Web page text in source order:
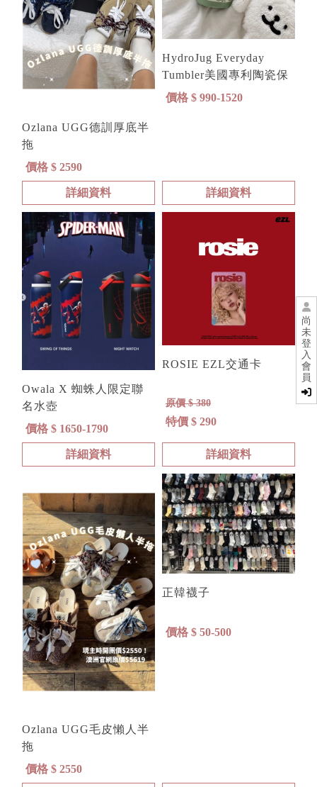
尚
未
登
入
會
員
Ozlana UGG德訓厚底半
拖
價格 $ 2590
詳細資料
HydroJug Everyday
Tumbler美國專利陶瓷保
溫吸管杯
價格 $ 990-1520
詳細資料
Owala X 蜘蛛人限定聯
名水壺
價格 $ 1650-1790
詳細資料
ROSIE EZL交通卡
原價 $ 380
特價 $ 290
詳細資料
Ozlana UGG毛皮懶人半
拖
價格 $ 2550
正韓襪子
價格 $ 50-500